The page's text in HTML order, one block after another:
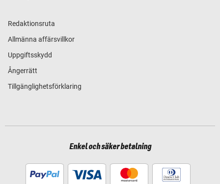
Redaktionsruta
Allmänna affärsvillkor
Uppgiftsskydd
Ångerrätt
Tillgänglighetsförklaring
Enkel och säker betalning